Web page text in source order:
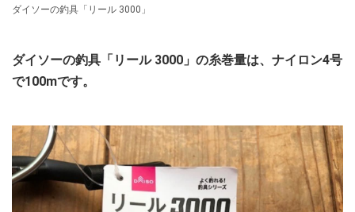
ダイソーの釣具「リール 3000」
ダイソーの釣具「リール 3000」の糸巻量は、ナイロン4号
で100mです。